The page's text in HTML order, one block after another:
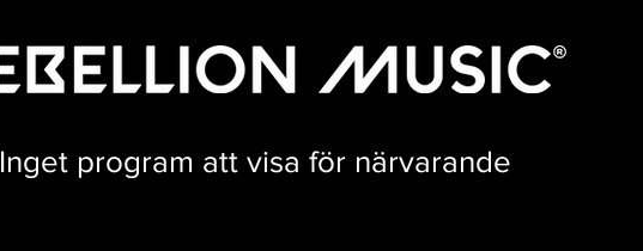
Inget program att visa för närvarande